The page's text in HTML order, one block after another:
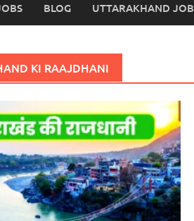
BLOG UTTARAKHAND JOB
KI RAAJDHANI